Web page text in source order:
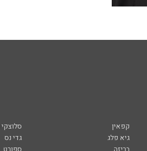
קפאין סלוצקי
גיא פלג
גדי נס